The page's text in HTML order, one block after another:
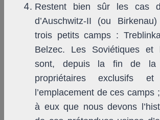
Restent bien sûr les cas
d’Auschwitz-II (ou
trois petits camps :
Belzec. Les Soviétiques et
sont, depuis la fin de la
propriétaires exclusifs
l’emplacement de ces camps
à eux que nous devons